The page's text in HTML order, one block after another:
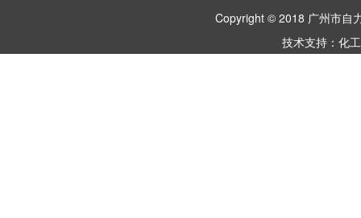
Copyright © 2018 广州市
技术支持： 化